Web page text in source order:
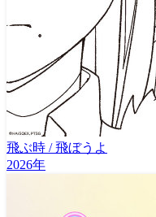
飛ぶ時 / 飛ぼうよ
2026年